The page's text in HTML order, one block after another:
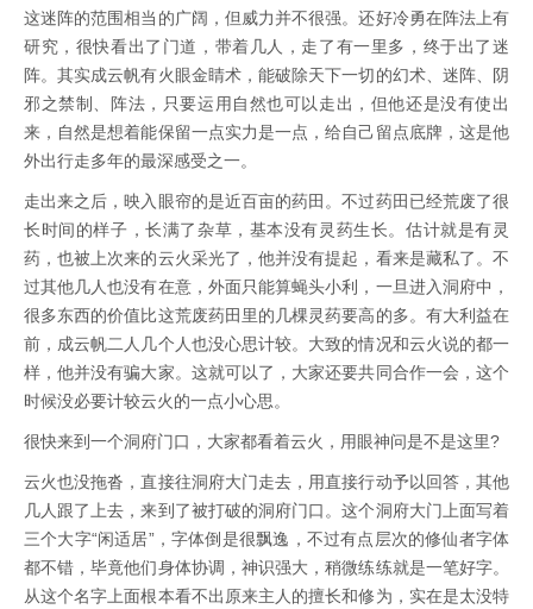
这迷阵的范围相当的广阔，但威力并不很强。还好冷勇在阵法上有
研究，很快看出了门道，带着几人，走了有一里多，终于出了迷
阵。其实成云帆有火眼金睛术，能破除天下一切的幻术、迷阵、阴
邪之禁制、阵法，只要运用自然也可以走出，但他还是没有使出
来，自然是想着能保留一点实力是一点，给自己留点底牌，这是他
外出行走多年的最深感受之一。
走出来之后，映入眼帘的是近百亩的药田。不过药田已经荒废了很
长时间的样子，长满了杂草，基本没有灵药生长。估计就是有灵
药，也被上次来的云火采光了，他并没有提起，看来是藏私了。不
过其他几人也没有在意，外面只能算蝇头小利，一旦进入洞府中，
很多东西的价值比这荒废药田里的几棵灵药要高的多。有大利益在
前，成云帆二人几个人也没心思计较。大致的情况和云火说的都一
样，他并没有骗大家。这就可以了，大家还要共同合作一会，这个
时候没必要计较云火的一点小心思。
很快来到一个洞府门口，大家都看着云火，用眼神问是不是这里?
云火也没拖沓，直接往洞府大门走去，用直接行动予以回答，其他
几人跟了上去，来到了被打破的洞府门口。这个洞府大门上面写着
三个大字“闲适居”，字体倒是很飘逸，不过有点层次的修仙者字体
都不错，毕竟他们身体协调，神识强大，稍微练练就是一笔好字。
从这个名字上面根本看不出原来主人的擅长和修为，实在是太没特